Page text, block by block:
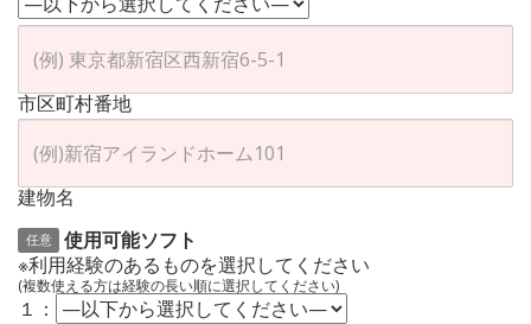
市区町村番地
建物名
任意
使用可能ソフト
※利用経験のあるものを選択してください
(複数使える方は経験の長い順に選択してください)
１：